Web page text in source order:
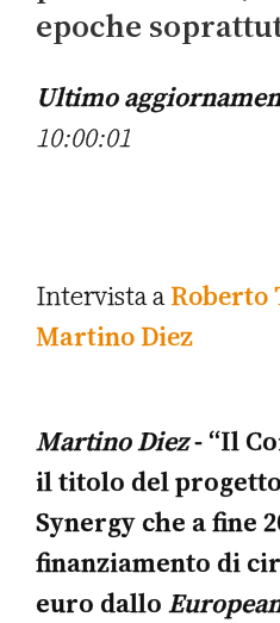
epoche
Ultimo
10:00:01
Intervista aRoberto
Martino Diez
Martino Diez- “Il
il titolo del
Synergy che a fine
finanziamento di
euro dallo